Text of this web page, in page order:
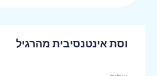
וסת אינטנסיבית מהרגיל